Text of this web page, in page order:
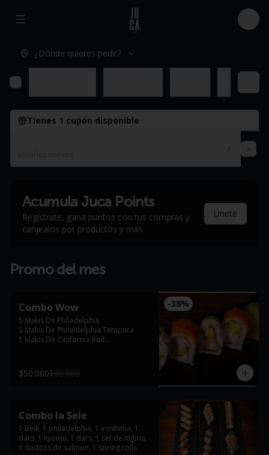
Abrir menu de navegación Login
¿Dónde quieres pedir?
Tienes 1 cupón disponible
Acumula Juca Points
Regístrate, gana puntos con tus compras y
canjealos por productos y más
Únete
Promo del mes
-38%
Combo Wow
5 Makis De Philadelphia
5 Makis De Philaldelphia Tempura
5 Makis De California Roll
$50.000$80.000
Combo la Sele
1 Belk, 1 philadelphia, 1 iroshima, 1
dars, 1 kyomu, 1 dars, 1 set de nigiris,
1 daditos de salmon, 1 spring rolls